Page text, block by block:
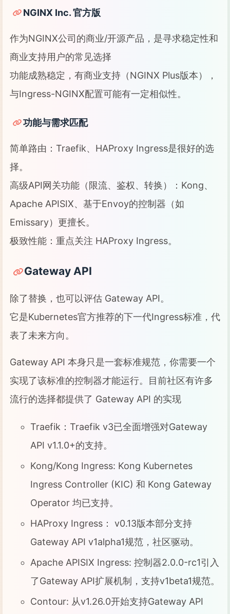
NGINX Inc. 官方版
作为NGINX公司的商业/开源产品，是寻求稳定性和
商业支持用户的常见选择
功能成熟稳定，有商业支持（NGINX Plus版本），
与Ingress-NGINX配置可能有一定相似性。
功能与需求匹配
简单路由：Traefik、HAProxy Ingress是很好的选
择。
高级API网关功能（限流、鉴权、转换）：Kong、
Apache APISIX、基于Envoy的控制器（如
Emissary）更擅长。
极致性能：重点关注 HAProxy Ingress。
Gateway API
除了替换，也可以评估 Gateway API。
它是Kubernetes官方推荐的下一代Ingress标准，代
表了未来方向。
Gateway API 本身只是一套标准规范，你需要一个
实现了该标准的控制器才能运行。目前社区有许多
流行的选择都提供了 Gateway API 的实现
Traefik：Traefik v3已全面增强对Gateway
API v1.1.0+的支持。
Kong/Kong Ingress: Kong Kubernetes
Ingress Controller (KIC) 和 Kong Gateway
Operator 均已支持。
HAProxy Ingress： v0.13版本部分支持
Gateway API v1alpha1规范，社区驱动。
Apache APISIX Ingress: 控制器2.0.0-rc1引入
了Gateway API扩展机制，支持v1beta1规范。
Contour: 从v1.26.0开始支持Gateway API